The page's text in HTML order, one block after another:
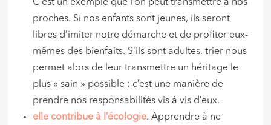
C’est un exemple que l’on peut transmettre à nos
proches. Si nos enfants sont jeunes, ils seront
libres d’imiter notre démarche et de profiter eux-
mêmes des bienfaits. S’ils sont adultes, trier nous
permet alors de leur transmettre un héritage le
plus « sain » possible ; c’est une manière de
prendre nos responsabilités vis à vis d’eux.
elle contribue à l’écologie. Apprendre à ne